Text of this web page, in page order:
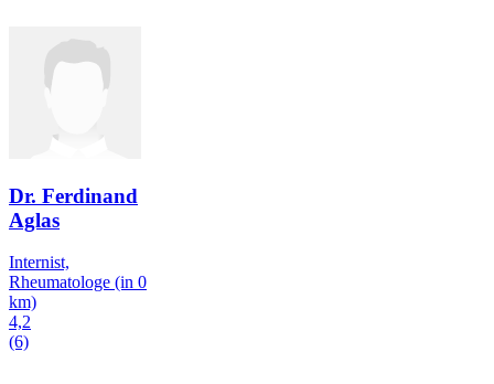
Dr. Ferdinand
Aglas
Internist,
Rheumatologe (in 0
km)
4,2
(6)